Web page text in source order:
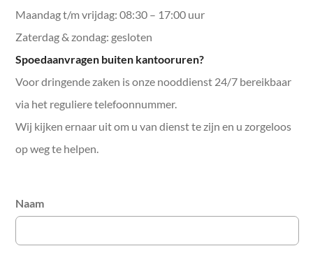
Maandag t/m vrijdag: 08:30 – 17:00 uur
Zaterdag & zondag: gesloten
Spoedaanvragen buiten kantooruren?
Voor dringende zaken is onze nooddienst 24/7 bereikbaar
via het reguliere telefoonnummer.
Wij kijken ernaar uit om u van dienst te zijn en u zorgeloos
op weg te helpen.
Naam